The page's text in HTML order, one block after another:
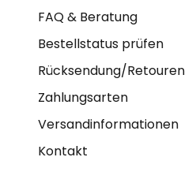
FAQ & Beratung
Bestellstatus prüfen
Rücksendung/Retouren
Zahlungsarten
Versandinformationen
Kontakt